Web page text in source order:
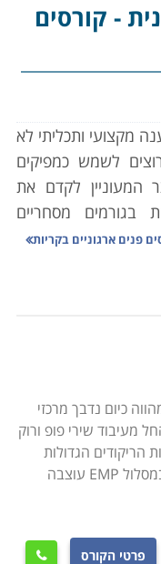
- קורסים
מקצועי ותכליתי לא
לשמש כמפיקים
המעוניין לקדם את
בגורמים מסחריים
ורשתות שיתוף
הזרוע השיווקית
ומחירי האלבומים
ההורדה בתשלום
רוב האמנים כיום
ההופעות, שנהיו
אלו המחוללות את
המוסיקה, פחתה
את סכומי הכסף
פנים ארגוניים בקריות
כיום נדבך מרכזי
מעיבוד שירי פופ ורוק
הריקודים הגדולות
בעולם. תוכנית הלימודים במסלול EMP עוצבה
פרטי הקורס 